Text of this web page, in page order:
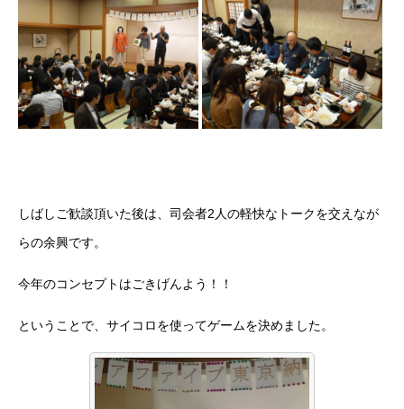
第二新卒採用エントリー
キャリア採用エントリー
リファラル採用エントリー
しばしご歓談頂いた後は、司会者2人の軽快なトークを交えなが
らの余興です。
今年のコンセプトはごきげんよう！！
ということで、サイコロを使ってゲームを決めました。